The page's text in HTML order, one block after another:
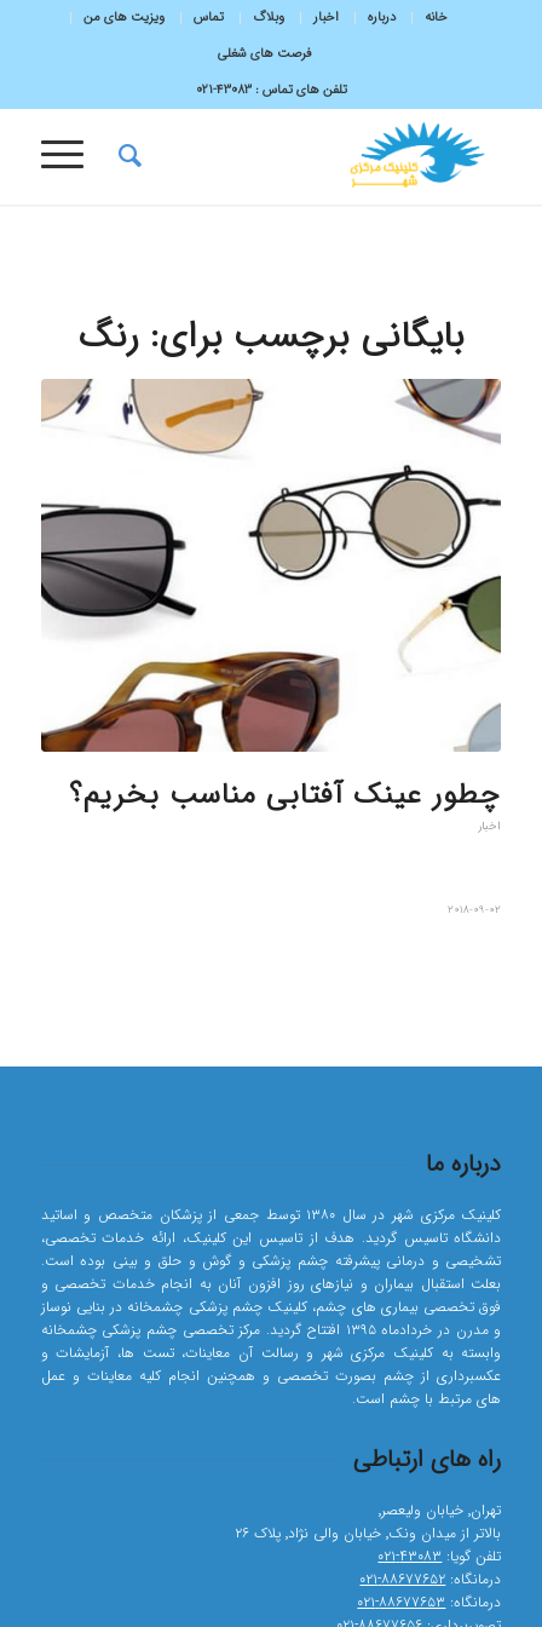
خانه درباره اخبار وبلاگ تماس
ویزیت های من
فرصت های شغلی
تلفن های تماس :43083-۰۲۱
بایگانی برچسب برای:رنگ
چطور عینک آفتابی مناسب بخریم؟
اخبار
2018-09-02
درباره ما
کلینیک مرکزی شهر در سال ۱۳۸۰ توسط جمعی از پزشکان متخصص و اساتید
دانشگاه تاسیس گردید. هدف از تاسیس این کلینیک، ارائه خدمات تخصصی،
تشخیصی و درمانی پیشرفته چشم پزشکی و گوش و حلق و بینی بوده است.
بعلت استقبال بیماران و نیازهای روز افزون آنان به انجام خدمات تخصصی و
فوق تخصصی بیماری های چشم، کلینیک چشم پزشکی چشمخانه در بنایی نوساز
و مدرن در خردادماه ۱۳۹۵ افتتاح گردید. مرکز تخصصی چشم پزشکی چشمخانه
وابسته به کلینیک مرکزی شهر و رسالت آن معاینات، تست ها، آزمایشات و
عکسبرداری از چشم بصورت تخصصی و همچنین انجام کلیه معاینات و عمل
های مرتبط با چشم است.
راه های ارتباطی
تهران٬ خیابان ولیعصر٬
بالاتر از میدان ونک٬ خیابان والی نژاد٬ پلاک ۲۶
تلفن گویا:۴۳۰۸۳-۰۲۱
درمانگاه:۸۸۶۷۷۶۵۲-۰۲۱
درمانگاه:۸۸۶۷۷۶۵۳-۰۲۱